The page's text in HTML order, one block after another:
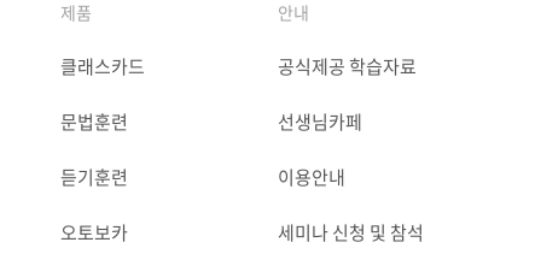
제품
클래스카드
문법훈련
듣기훈련
오토보카
안내
공식제공 학습자료
선생님카페
이용안내
세미나 신청 및 참석